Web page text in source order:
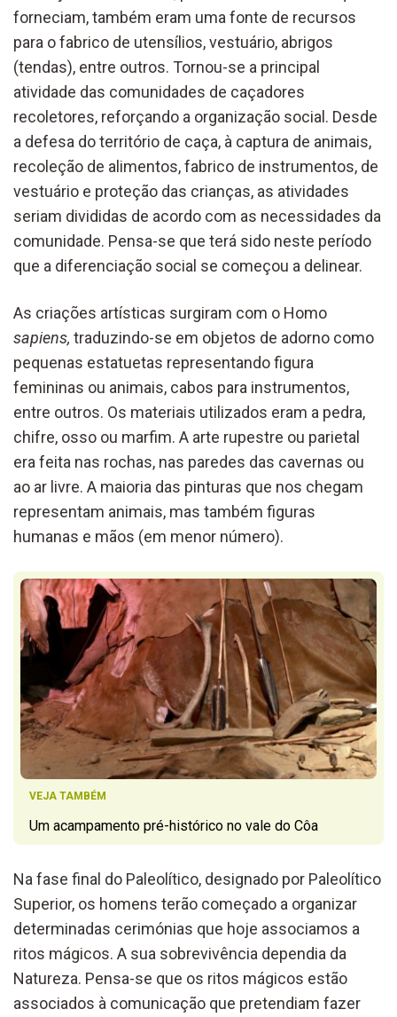
forneciam, também eram uma fonte de recursos
para o fabrico de utensílios, vestuário, abrigos
(tendas), entre outros. Tornou-se a principal
atividade das comunidades de caçadores
recoletores, reforçando a organização social. Desde
a defesa do território de caça, à captura de animais,
recoleção de alimentos, fabrico de instrumentos, de
vestuário e proteção das crianças, as atividades
seriam divididas de acordo com as necessidades da
comunidade. Pensa-se que terá sido neste período
que a diferenciação social se começou a delinear.
As criações artísticas surgiram com o Homo
sapiens, traduzindo-se em objetos de adorno como
pequenas estatuetas representando figura
femininas ou animais, cabos para instrumentos,
entre outros. Os materiais utilizados eram a pedra,
chifre, osso ou marfim. A arte rupestre ou parietal
era feita nas rochas, nas paredes das cavernas ou
ao ar livre. A maioria das pinturas que nos chegam
representam animais, mas também figuras
humanas e mãos (em menor número).
VEJA TAMBÉM
Um acampamento pré-histórico no vale do Côa
Na fase final do Paleolítico, designado por Paleolítico
Superior, os homens terão começado a organizar
determinadas cerimónias que hoje associamos a
ritos mágicos. A sua sobrevivência dependia da
Natureza. Pensa-se que os ritos mágicos estão
associados à comunicação que pretendiam fazer